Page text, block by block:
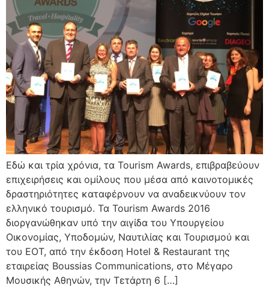
Εδώ και τρία χρόνια, τα Tourism Awards, επιβραβεύουν
επιχειρήσεις και ομίλους που μέσα από καινοτομικές
δραστηριότητες καταφέρνουν να αναδεικνύουν τον
ελληνικό τουρισμό. Τα Tourism Awards 2016
διοργανώθηκαν υπό την αιγίδα του Υπουργείου
Οικονομίας, Υποδομών, Ναυτιλίας και Τουρισμού και
του ΕΟΤ, από την έκδοση Hotel & Restaurant της
εταιρείας Boussias Communications, στο Μέγαρο
Μουσικής Αθηνών, την Τετάρτη 6 […]